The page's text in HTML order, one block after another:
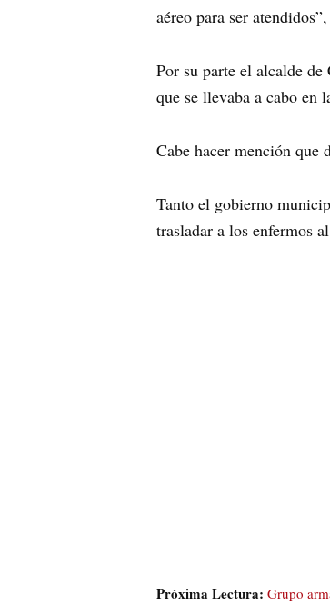
aéreo para ser
Por su parte el alcalde
que se llevaba a cabo en
Cabe hacer mención que
Tanto el gobierno
trasladar a los enfermos
Próxima Lectura: Grupo